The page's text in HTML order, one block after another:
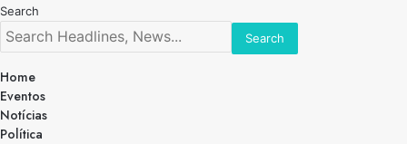
Search
Home
Eventos
Notícias
Política